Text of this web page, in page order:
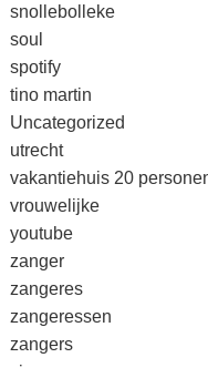
snollebolleke
soul
spotify
tino martin
Uncategorized
utrecht
vakantiehuis 20
vrouwelijke
youtube
zanger
zangeres
zangeressen
zangers